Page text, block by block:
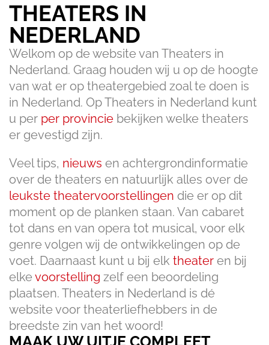
THEATERS IN
NEDERLAND
Welkom op de website van Theaters in
Nederland. Graag houden wij u op de hoogte
van wat er op theatergebied zoal te doen is
in Nederland. Op Theaters in Nederland kunt
u per per provincie bekijken welke theaters
er gevestigd zijn.
Veel tips, nieuws en achtergrondinformatie
over de theaters en natuurlijk alles over de
leukste theatervoorstellingen die er op dit
moment op de planken staan. Van cabaret
tot dans en van opera tot musical, voor elk
genre volgen wij de ontwikkelingen op de
voet. Daarnaast kunt u bij elk theater en bij
elke voorstelling zelf een beoordeling
plaatsen. Theaters in Nederland is dé
website voor theaterliefhebbers in de
breedste zin van het woord!
MAAK UW UITJE COMPLEET